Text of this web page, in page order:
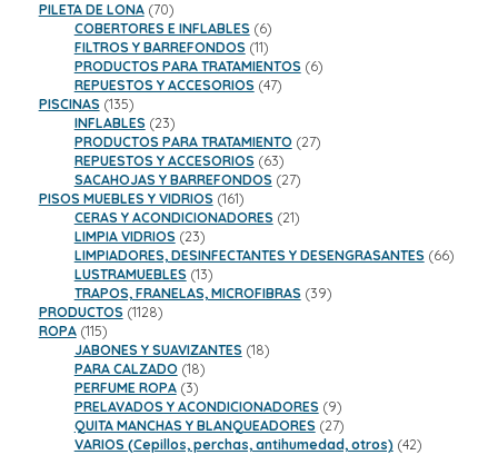
PILETA DE LONA 7070
productos
COBERTORES E INFLABLES 66
productos
FILTROS Y BARREFONDOS 1111
productos
PRODUCTOS PARA TRATAMIENTOS 66
REPUESTOS Y ACCESORIOS 4747
PISCINAS 135135
productos
INFLABLES 2323
productos
PRODUCTOS PARA TRATAMIENTO 2727
REPUESTOS Y ACCESORIOS 6363
productos
SACAHOJAS Y BARREFONDOS 2727
PISOS MUEBLES Y VIDRIOS 161161
productos
CERAS Y ACONDICIONADORES 2121
LIMPIA VIDRIOS 2323
productos
LIMPIADORES, DESINFECTANTES Y DESENGRASANTES 6666
LUSTRAMUEBLES 1313
productos
TRAPOS, FRANELAS, MICROFIBRAS 3939
PRODUCTOS 11281128
ROPA 115115
productos
JABONES Y SUAVIZANTES 1818
PARA CALZADO 1818
PERFUME ROPA 33
productos
PRELAVADOS Y ACONDICIONADORES 99
productos
QUITA MANCHAS Y BLANQUEADORES 2727
productos
VARIOS (Cepillos, perchas, antihumedad, otros) 4242